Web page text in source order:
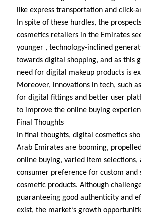
like express transportation and click-
In spite of these hurdles, the
cosmetics retailers in the Emirates
younger , technology-inclined
towards digital shopping, and as this
need for digital makeup products is
Moreover, innovations in tech, such
for digital fittings and better user
to improve the online buying
Final Thoughts
In final thoughts, digital cosmetics
Arab Emirates are booming,
online buying, varied item selections,
consumer preference for custom and
cosmetic products. Although
guaranteeing good authenticity and
exist, the market’s growth